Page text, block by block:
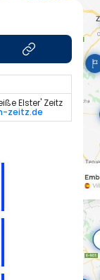
Elster' Zeitz
zeitz.de